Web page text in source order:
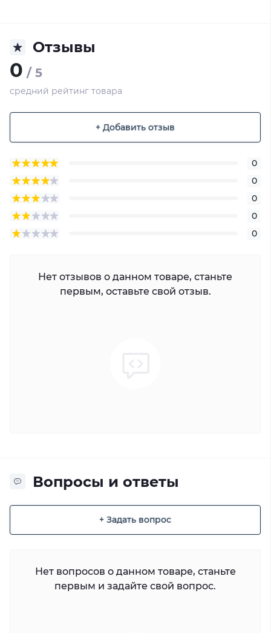
Отзывы
0 / 5
средний рейтинг товара
+ Добавить отзыв
0
0
0
0
0
Нет отзывов о данном товаре, станьте
первым, оставьте свой отзыв.
Вопросы и ответы
+ Задать вопрос
Нет вопросов о данном товаре, станьте
первым и задайте свой вопрос.